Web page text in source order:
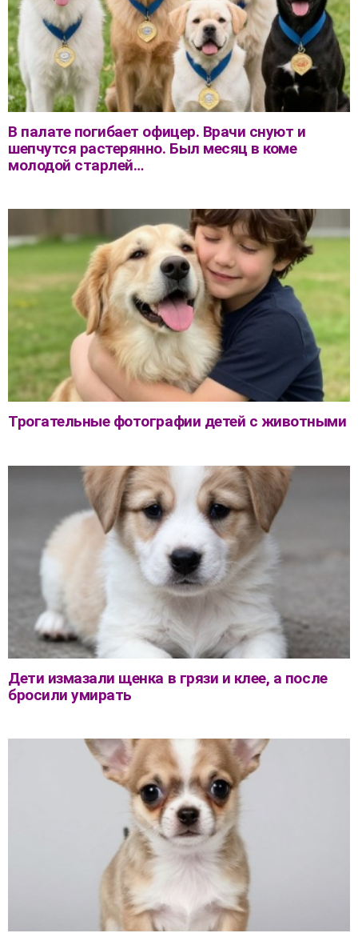
В палате погибает офицер. Врачи снуют и
шепчутся растерянно. Был месяц в коме
молодой старлей…
Трогательные фотографии детей с животными
Дети измазали щенка в грязи и клее, а после
бросили умирать